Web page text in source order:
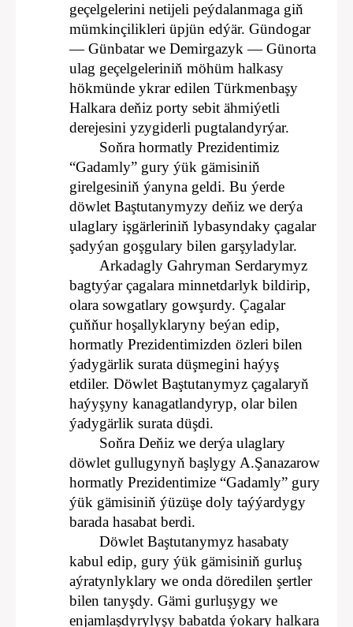
geçelgelerini netijeli peýdalanmaga giň
mümkinçilikleri üpjün edýär. Gündogar
— Günbatar we Demirgazyk — Günorta
ulag geçelgeleriniň möhüm halkasy
hökmünde ykrar edilen Türkmenbaşy
Halkara deňiz porty sebit ähmiýetli
derejesini yzygiderli pugtalandyrýar.
Soňra hormatly Prezidentimiz
“Gadamly” gury ýük gämisiniň
girelgesiniň ýanyna geldi. Bu ýerde
döwlet Baştutanymyzy deňiz we derýa
ulaglary işgärleriniň lybasyndaky çagalar
şadyýan goşgulary bilen garşyladylar.
Arkadagly Gahryman Serdarymyz
bagtyýar çagalara minnetdarlyk bildirip,
olara sowgatlary gowşurdy. Çagalar
çuňňur hoşallyklaryny beýan edip,
hormatly Prezidentimizden özleri bilen
ýadygärlik surata düşmegini haýyş
etdiler. Döwlet Baştutanymyz çagalaryň
haýyşyny kanagatlandyryp, olar bilen
ýadygärlik surata düşdi.
Soňra Deňiz we derýa ulaglary
döwlet gullugynyň başlygy A.Şanazarow
hormatly Prezidentimize “Gadamly” gury
ýük gämisiniň ýüzüşe doly taýýardygy
barada hasabat berdi.
Döwlet Baştutanymyz hasabaty
kabul edip, gury ýük gämisiniň gurluş
aýratynlyklary we onda döredilen şertler
bilen tanyşdy. Gämi gurluşygy we
enjamlaşdyrylyşy babatda ýokary halkara